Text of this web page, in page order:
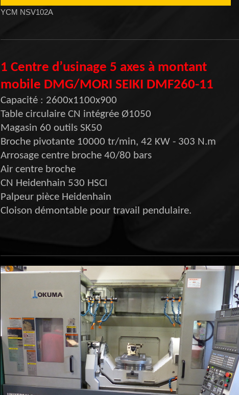
YCM NSV102A
1 Centre d’usinage 5 axes à montant
mobile DMG/MORI SEIKI DMF260-11
Capacité : 2600x1100x900
Table circulaire CN intégrée Ø1050
Magasin 60 outils SK50
Broche pivotante 10000 tr/min, 42 KW - 303 N.m
Arrosage centre broche 40/80 bars
Air centre broche
CN Heidenhain 530 HSCI
Palpeur pièce Heidenhain
Cloison démontable pour travail pendulaire.